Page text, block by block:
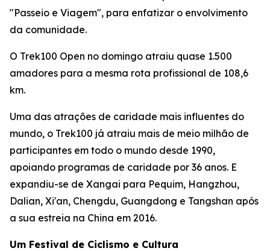
"Passeio e Viagem", para enfatizar o envolvimento
da comunidade.
O Trek100 Open no domingo atraiu quase 1.500
amadores para a mesma rota profissional de 108,6
km.
Uma das atrações de caridade mais influentes do
mundo, o Trek100 já atraiu mais de meio milhão de
participantes em todo o mundo desde 1990,
apoiando programas de caridade por 36 anos. E
expandiu-se de Xangai para Pequim, Hangzhou,
Dalian, Xi'an, Chengdu, Guangdong e Tangshan após
a sua estreia na China em 2016.
Um Festival de Ciclismo e Cultura